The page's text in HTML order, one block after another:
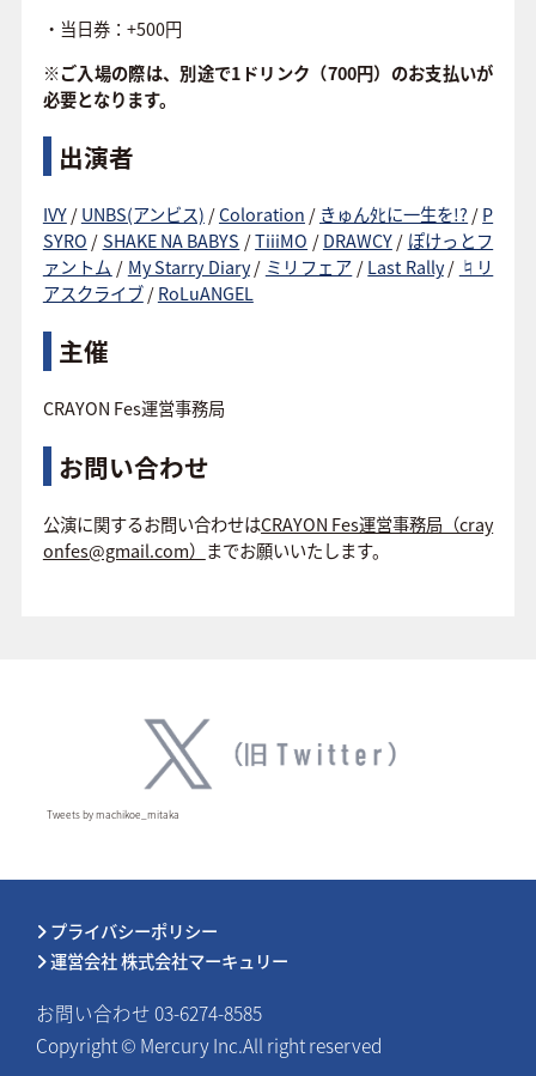
・当日券：+500円
※ご入場の際は、別途で1ドリンク（700円）のお支払いが
必要となります。
出演者
IVY/UNBS(アンビス) /Coloration / きゅんﾀﾋに一生を!? /P
SYRO /SHAKE NA BABYS /TiiiMO /DRAWCY/ ぽけっとフ
ァントム / My Starry Diary/ ミリフェア /Last Rally/ ♮リ
アスクライブ/RoLuANGEL
主催
CRAYON Fes運営事務局
お問い合わせ
公演に関するお問い合わせはCRAYON Fes運営事務局（cray
onfes@gmail.com） までお願いいたします。
Tweets by machikoe_mitaka
プライバシーポリシー
運営会社 株式会社マーキュリー
お問い合わせ 03-6274-8585
Copyright © Mercury Inc.All right reserved